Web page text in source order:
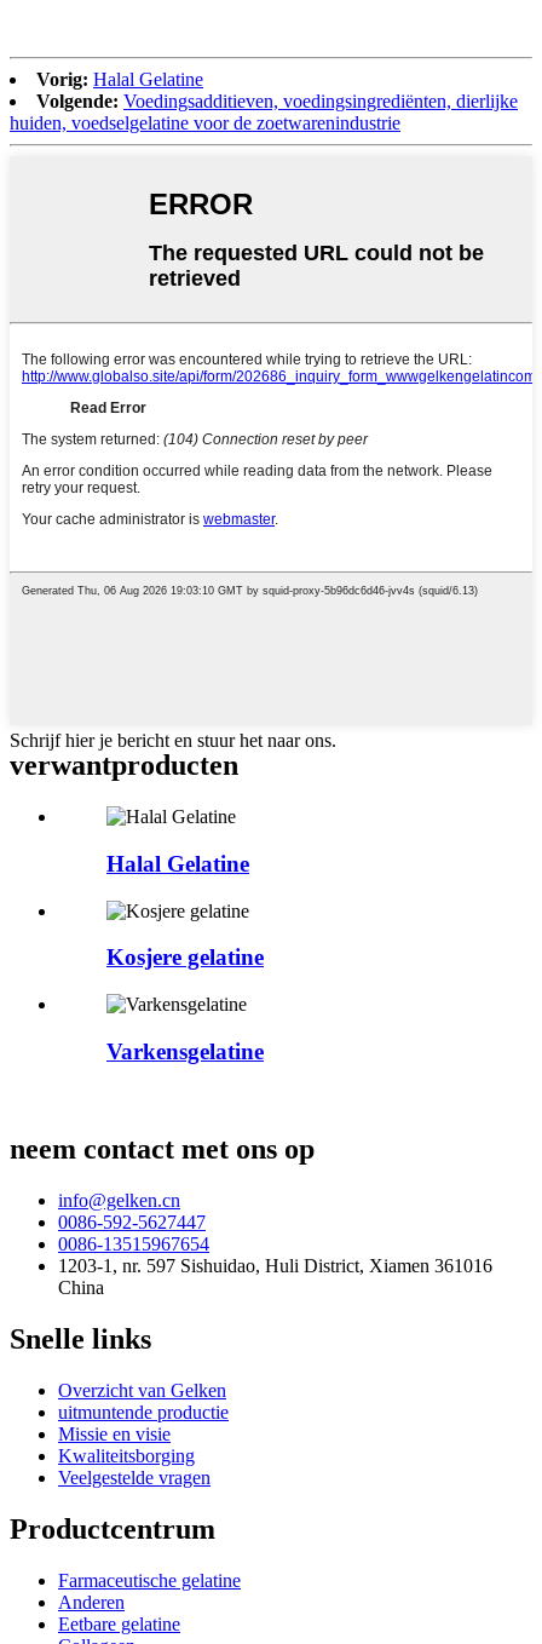
Vorig: Halal Gelatine
Volgende: Voedingsadditieven, voedingsingrediënten, dierlijke
huiden, voedselgelatine voor de zoetwarenindustrie
Schrijf hier je bericht en stuur het naar ons.
verwantproducten
Halal Gelatine
Kosjere gelatine
Varkensgelatine
neem contact met ons op
info@gelken.cn
0086-592-5627447
0086-13515967654
1203-1, nr. 597 Sishuidao, Huli District, Xiamen 361016
China
Snelle links
Overzicht van Gelken
uitmuntende productie
Missie en visie
Kwaliteitsborging
Veelgestelde vragen
Productcentrum
Farmaceutische gelatine
Anderen
Eetbare gelatine